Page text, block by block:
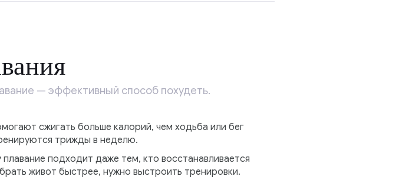
— эффективный способ похудеть.
сжигать больше калорий, чем ходьба или бег
трижды в неделю.
подходит даже тем, кто восстанавливается
живот быстрее, нужно выстроить тренировки.